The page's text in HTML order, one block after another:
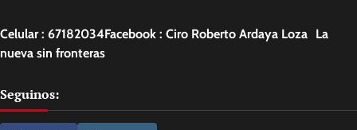
Celular : 67182034Facebook : Ciro Roberto Ardaya Loza La
nueva sin fronteras
Seguinos: